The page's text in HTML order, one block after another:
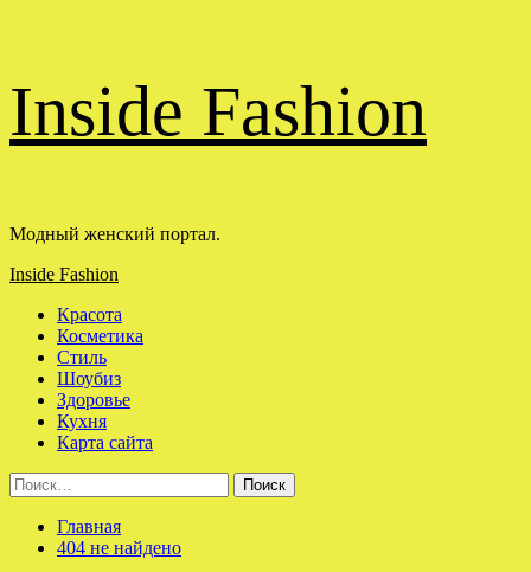
содержимому
Inside Fashion
Модный женский портал.
Основное
Inside Fashion
Красота
Косметика
Стиль
Шоубиз
Здоровье
Кухня
Карта сайта
Найти:
Главная
404 не найдено